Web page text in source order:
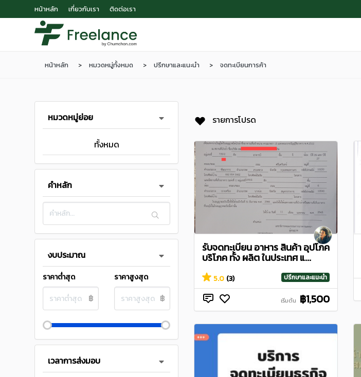
หน้าหลัก เกี่ยวกับเรา ติดต่อเรา
หน้าหลัก หมวดหมู่ทั้งหมด ปรึกษาและแนะนำ จดทะเบียนการค้า
หมวดหมู่ย่อย
ทั้งหมด
คำหลัก
งบประมาณ
ราคาต่ำสุด
฿
ราคาสูงสุด
฿
เวลาการส่งมอบ
รายการโปรด
รับจดทะเบียน อาหาร สินค้า อุปโภค
บริโภค ทั้ง ผลิต ในประเทศ แ...
5.0 (3) ปรึกษาและแนะนำ
เริ่มต้น ฿1,500